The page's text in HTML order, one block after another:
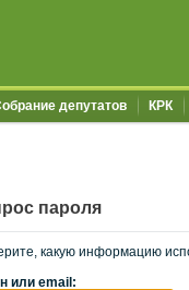
депутатов КРК
пароля
какую информацию
или email: